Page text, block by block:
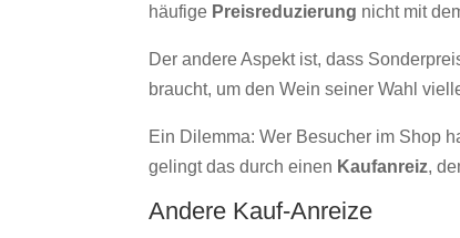
häufige Preisreduzierung nicht mit
Der andere Aspekt ist, dass
braucht, um den Wein seiner Wahl
Ein Dilemma: Wer Besucher im Shop
gelingt das durch einen Kaufanreiz,
Andere Kauf-Anreize